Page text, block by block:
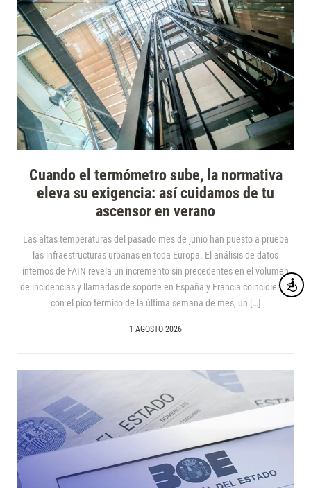
Cuando el termómetro sube, la normativa
eleva su exigencia: así cuidamos de tu
ascensor en verano
Las altas temperaturas del pasado mes de junio han puesto a prueba
las infraestructuras urbanas en toda Europa. El análisis de datos
internos de FAIN revela un incremento sin precedentes en el volumen
de incidencias y llamadas de soporte en España y Francia coincidiendo
con el pico térmico de la última semana de mes, un […]
1 AGOSTO 2026